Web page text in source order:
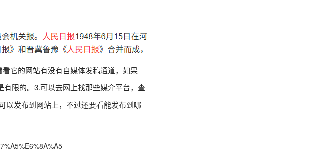
它的网站有没有自媒体发稿通道，如果
限的。3.可以去网上找那些媒介平台，查
以发布到网站上，不过还要看能发布到哪